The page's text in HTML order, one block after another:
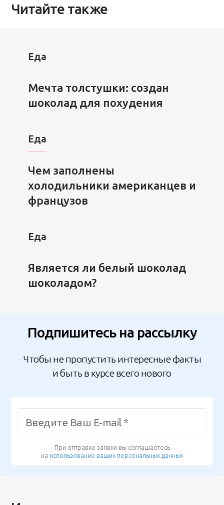
Читайте также
Еда
Мечта толстушки: создан
шоколад для похудения
Еда
Чем заполнены
холодильники американцев и
французов
Еда
Является ли белый шоколад
шоколадом?
Подпишитесь на рассылку
Чтобы не пропустить интересные факты
и быть в курсе всего нового
При отправке заявки вы соглашаетесь
на использование ваших персональных данных